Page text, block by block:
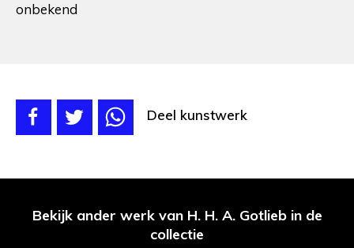
onbekend
Deel kunstwerk
Bekijk ander werk van H. H. A. Gotlieb in de
collectie